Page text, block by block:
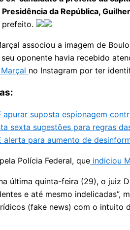
da República,
associou a imagem de
oponente havia recebido
no Instagram por ter
apurar suposta espionagem
sexta sugestões para regras
alerta para aumento de
Polícia Federal, que indiciou
última quinta-feira (29), o juiz
e até mesmo indelicadas”,
(fake news) com o intuito